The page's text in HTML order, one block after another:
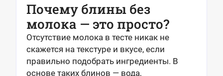
Почему блины без
молока — это просто?
Отсутствие молока в тесте никак не
скажется на текстуре и вкусе, если
правильно подобрать ингредиенты. В
основе таких блинов — вода,